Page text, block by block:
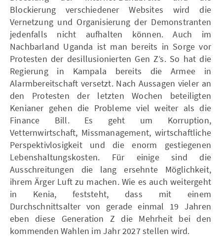
Blockierung verschiedener Websites wird die
Vernetzung und Organisierung der Demonstranten
jedenfalls nicht aufhalten können. Auch im
Nachbarland Uganda ist man bereits in Sorge vor
Protesten der desillusionierten Gen Z’s. So hat die
Regierung in Kampala bereits die Armee in
Alarmbereitschaft versetzt. Nach Aussagen vieler an
den Protesten der letzten Wochen beteiligten
Kenianer gehen die Probleme viel weiter als die
Finance Bill. Es geht um Korruption,
Vetternwirtschaft, Missmanagement, wirtschaftliche
Perspektivlosigkeit und die enorm gestiegenen
Lebenshaltungskosten. Für einige sind die
Ausschreitungen die lang ersehnte Möglichkeit,
ihrem Ärger Luft zu machen. Wie es auch weitergeht
in Kenia, feststeht, dass mit einem
Durchschnittsalter von gerade einmal 19 Jahren
eben diese Generation Z die Mehrheit bei den
kommenden Wahlen im Jahr 2027 stellen wird.